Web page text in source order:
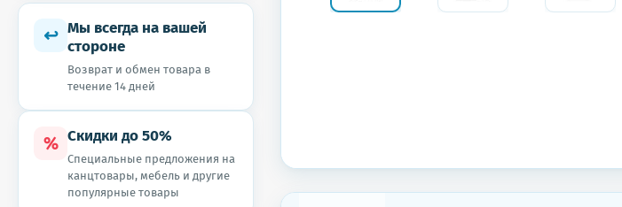
↩ Мы всегда на вашей
стороне
Возврат и обмен товара в
течение 14 дней
% Скидки до 50%
Специальные предложения на
канцтовары, мебель и другие
популярные товары